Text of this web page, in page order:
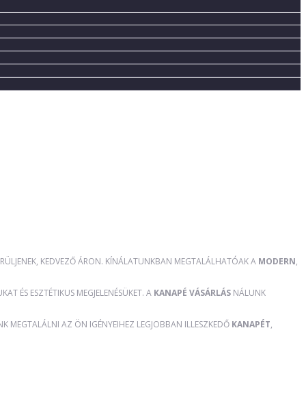
KEDVEZŐ ÁRON. KÍNÁLATUNKBAN MEGTALÁLHATÓAK A MODERN,
ÉS ESZTÉTIKUS MEGJELENÉSÜKET. A KANAPÉ VÁSÁRLÁS NÁLUNK
MEGTALÁLNI AZ ÖN IGÉNYEIHEZ LEGJOBBAN ILLESZKEDŐ KANAPÉT,